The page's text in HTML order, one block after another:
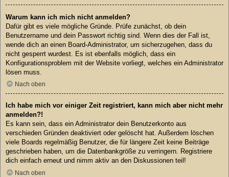
Warum kann ich mich nicht anmelden?
Dafür gibt es viele mögliche Gründe. Prüfe zunächst, ob dein
Benutzername und dein Passwort richtig sind. Wenn dies der Fall ist,
wende dich an einen Board-Administrator, um sicherzugehen, dass du
nicht gesperrt wurdest. Es ist ebenfalls möglich, dass ein
Konfigurationsproblem mit der Website vorliegt, welches ein Administrator
lösen muss.
Nach oben
Ich habe mich vor einiger Zeit registriert, kann mich aber nicht mehr
anmelden?!
Es kann sein, dass ein Administrator dein Benutzerkonto aus
verschieden Gründen deaktiviert oder gelöscht hat. Außerdem löschen
viele Boards regelmäßig Benutzer, die für längere Zeit keine Beiträge
geschrieben haben, um die Datenbankgröße zu verringern. Registriere
dich einfach erneut und nimm aktiv an den Diskussionen teil!
Nach oben